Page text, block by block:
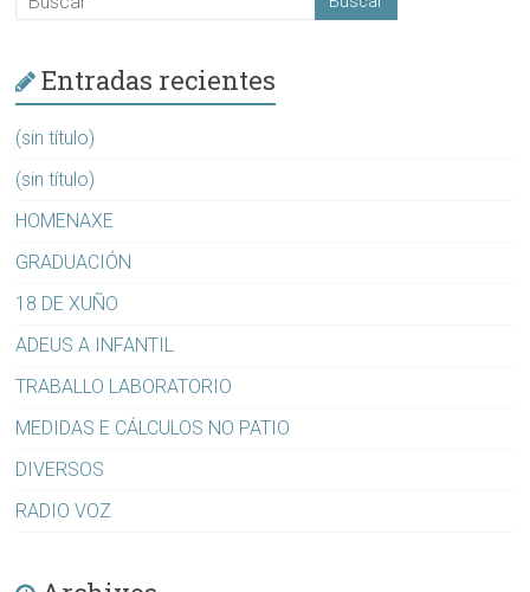
Entradas recientes
(sin título)
(sin título)
HOMENAXE
GRADUACIÓN
18 DE XUÑO
ADEUS A INFANTIL
TRABALLO LABORATORIO
MEDIDAS E CÁLCULOS NO PATIO
DIVERSOS
RADIO VOZ